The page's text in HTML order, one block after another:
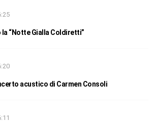
la “Notte Gialla Coldiretti”
acustico di Carmen Consoli